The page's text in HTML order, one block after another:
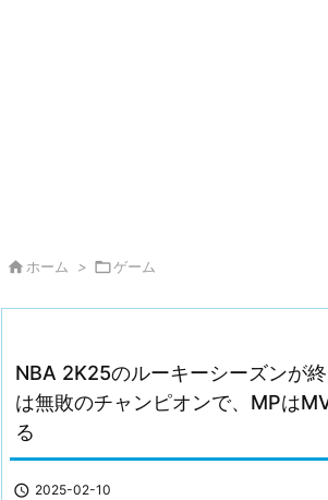
 ホーム > ゲーム
NBA 2K25のルーキーシーズンが
は無敗のチャンピオンで、MPは
る
 2025-02-10